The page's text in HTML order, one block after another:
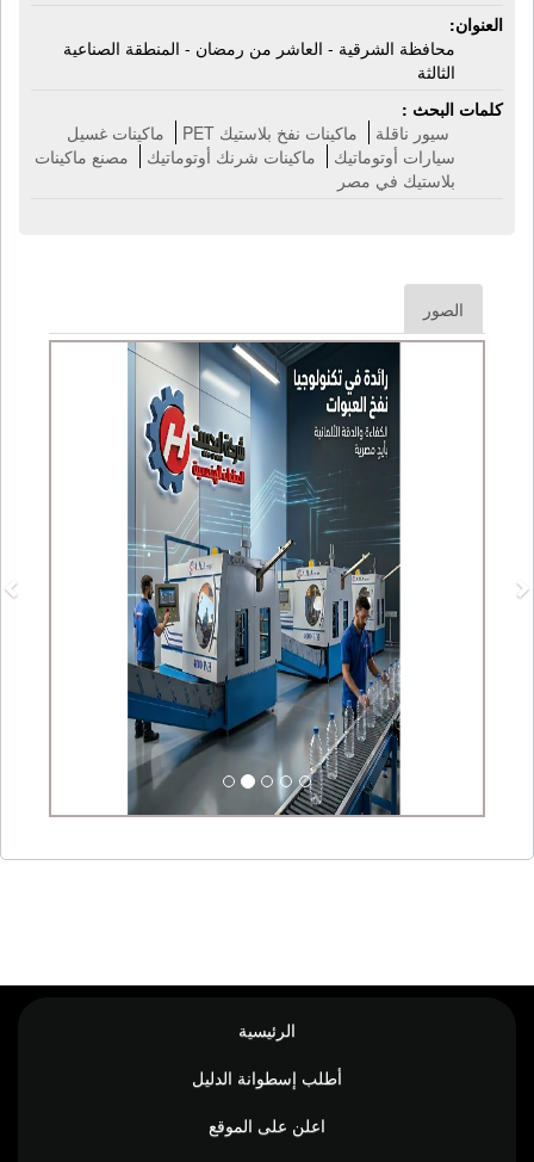
العنوان:
محافظة الشرقية - العاشر من رمضان - المنطقة الصناعية
الثالثة
كلمات البحث :
سيور ناقلة
ماكينات نفخ بلاستيك PET
ماكينات غسيل
سيارات أوتوماتيك
ماكينات شرنك أوتوماتيك
مصنع ماكينات
بلاستيك في مصر
الصور
الرئيسية
أطلب إسطوانة الدليل
اعلن على الموقع